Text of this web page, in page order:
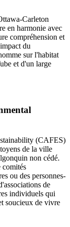
Carleton
en harmonie avec
compréhension et
du
sur l'habitat
et d'un large
(CAFES)
de la ville
non cédé.
comités
ou des personnes-
de
individuels qui
soucieux de vivre